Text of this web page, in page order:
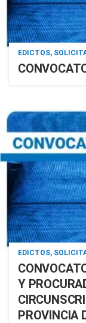
EDICTOS,
EDICTOS,
Y
PROVINCIA